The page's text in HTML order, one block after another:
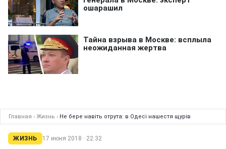
Главная › Жизнь › Не бере навіть отрута: в Одесі нашестя щурів
ЖИЗНЬ 17 июня 2018 · 22:32